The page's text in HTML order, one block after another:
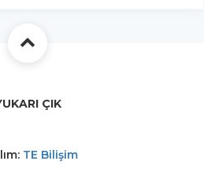
ÇIK
TE Bilişim